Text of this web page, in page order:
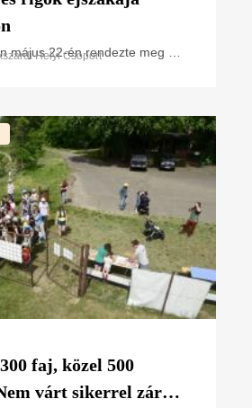
május 22-én rendezte meg a
Helyi Csoport
faj, közel 500